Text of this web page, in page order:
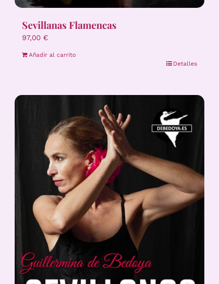
Sevillanas Flamencas
97,00 €
Añadir al carrito
Detalles